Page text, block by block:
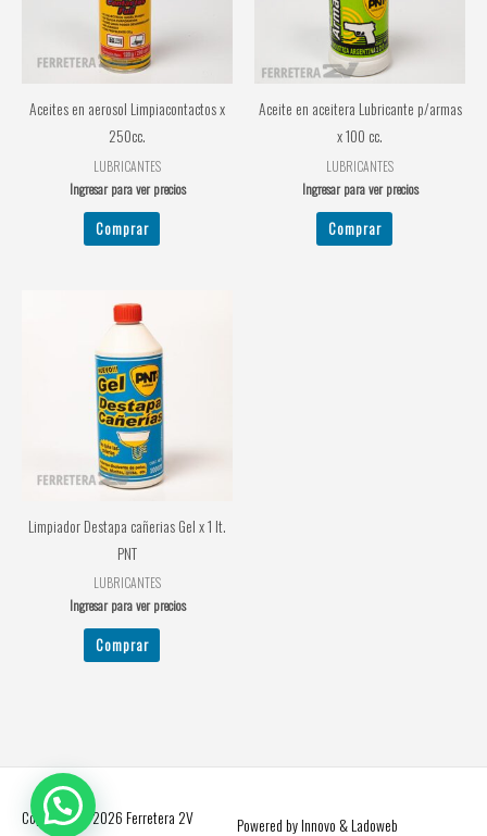
Aceites en aerosol Limpiacontactos x
250cc.
LUBRICANTES
Ingresar para ver precios
Comprar
Aceite en aceitera Lubricante p/armas
x 100 cc.
LUBRICANTES
Ingresar para ver precios
Comprar
Limpiador Destapa cañerias Gel x 1 lt.
PNT
LUBRICANTES
Ingresar para ver precios
Comprar
Copyright © 2026 Ferretera 2V Powered by Innovo & Ladoweb